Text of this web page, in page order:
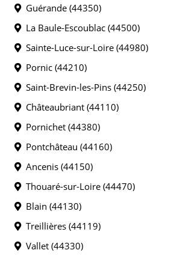
Guérande (44350)
La Baule-Escoublac (44500)
Sainte-Luce-sur-Loire (44980)
Pornic (44210)
Saint-Brevin-les-Pins (44250)
Châteaubriant (44110)
Pornichet (44380)
Pontchâteau (44160)
Ancenis (44150)
Thouaré-sur-Loire (44470)
Blain (44130)
Treillières (44119)
Vallet (44330)